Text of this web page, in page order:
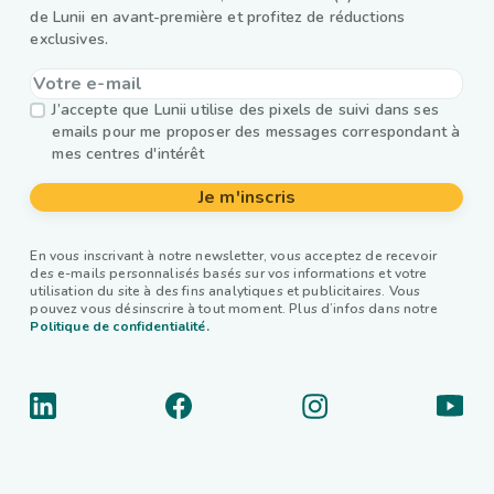
de Lunii en avant-première et profitez de réductions
exclusives.
J’accepte que Lunii utilise des pixels de suivi dans ses
emails pour me proposer des messages correspondant à
mes centres d'intérêt
Je m'inscris
En vous inscrivant à notre newsletter, vous acceptez de recevoir
des e-mails personnalisés basés sur vos informations et votre
utilisation du site à des fins analytiques et publicitaires. Vous
pouvez vous désinscrire à tout moment. Plus d’infos dans notre
Politique de confidentialité.